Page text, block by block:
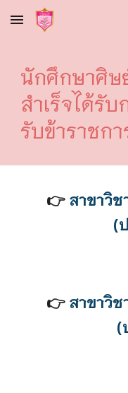
Skip to main content
นักศึกษาศิษ
สำเร็จได้รับ
รับข้าราชกา
👉 สาขาวิ
(
👉 สาขาวิ
(